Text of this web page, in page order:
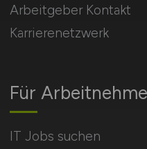
Für
IT Jobs suchen
Arbeitgeber Kontakt
Karrierenetzwerk